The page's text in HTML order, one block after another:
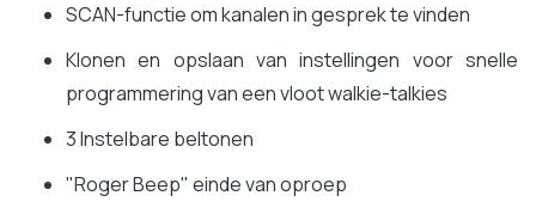
SCAN-functie om kanalen in gesprek te vinden
Klonen en opslaan van instellingen voor snelle
programmering van een vloot walkie-talkies
3 Instelbare beltonen
"Roger Beep" einde van oproep